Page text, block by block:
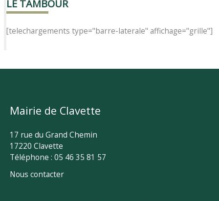
LE TAMBOUR
[telechargements type="barre-laterale" affichage="grille"]
Mairie de Clavette
17 rue du Grand Chemin
17220 Clavette
Téléphone : 05 46 35 81 57
Nous contacter